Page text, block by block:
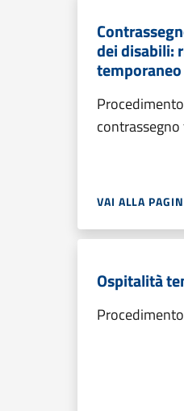
dei disabili:
temporaneo
VAI ALLA
Ospitalità